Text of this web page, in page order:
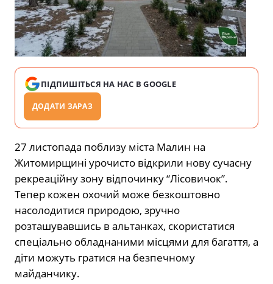
ПІДПИШІТЬСЯ НА НАС В GOOGLE
ДОДАТИ ЗАРАЗ
27 листопада поблизу міста Малин на
Житомирщині урочисто відкрили нову сучасну
рекреаційну зону відпочинку “Лісовичок”.
Тепер кожен охочий може безкоштовно
насолодитися природою, зручно
розташувавшись в альтанках, скористатися
спеціально обладнаними місцями для багаття, а
діти можуть гратися на безпечному
майданчику.